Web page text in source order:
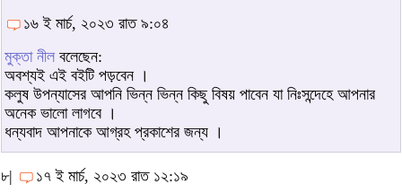
১৬ ই মার্চ, ২০২৩ রাত ৯:০৪
মুক্তা নীল বলেছেন:
অবশ্যই এই বইটি পড়বেন ।
কলুষ উপন্যাসের আপনি ভিন্ন ভিন্ন কিছু বিষয় পাবেন যা নিঃসন্দেহে আপনার
অনেক ভালো লাগবে ।
ধন্যবাদ আপনাকে আগ্রহ প্রকাশের জন্য ।
৮|
১৭ ই মার্চ, ২০২৩ রাত ১২:১৯